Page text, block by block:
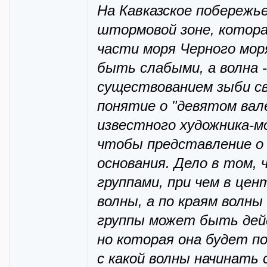
На Кавказское
штормовой зоне,
части моря Черного
быть слабыми, а волна
существованием зыби
понятие о "девятом
известного художника-
чтобы представление
основания. Дело в том,
группами, при чем в
волны, а по краям
группы может быть
но которая она будет
с какой волны начинать